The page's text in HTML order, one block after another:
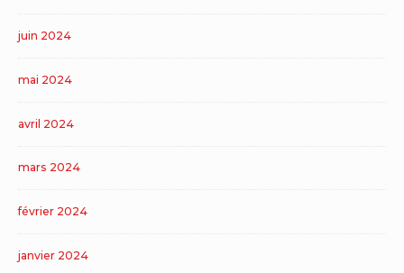
juin 2024
mai 2024
avril 2024
mars 2024
février 2024
janvier 2024